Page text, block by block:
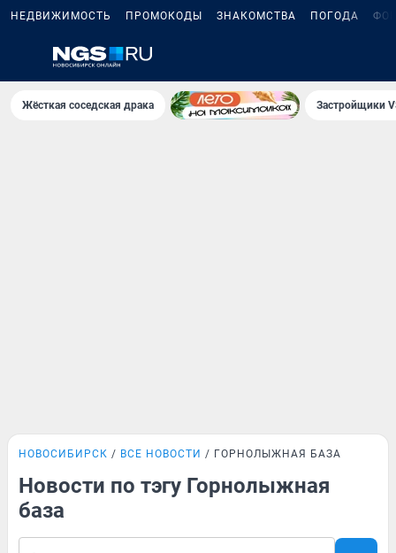
НЕДВИЖИМОСТЬ ПРОМОКОДЫ ЗНАКОМСТВА ПОГОДА
Жёсткая соседская драка Застройщики
НОВОСИБИРСК ВСЕ НОВОСТИ ГОРНОЛЫЖНАЯ БАЗА
Новости по тэгу Горнолыжная
база